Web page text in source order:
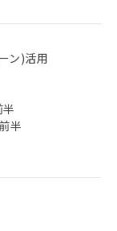
ン)活用
半